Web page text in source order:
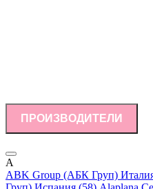
ПРОИЗВОДИТЕЛИ
A
ABK Group (АБК Груп)